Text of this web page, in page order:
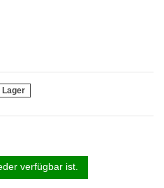
Lager
verfügbar ist.